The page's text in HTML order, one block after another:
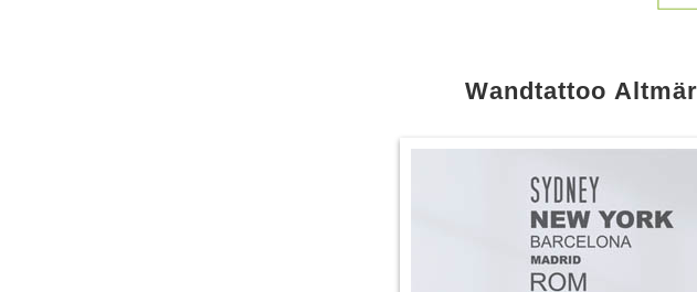
Wandtattoo